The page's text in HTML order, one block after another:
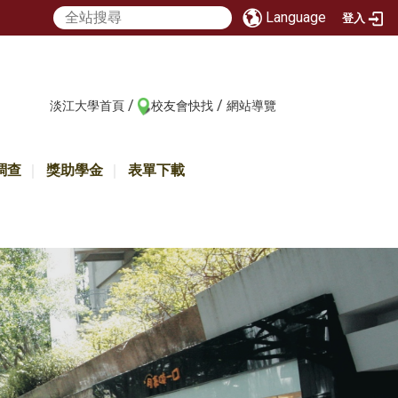
Language 登入
淡江大學首頁 / 校友會快找 / 網站導覽
查 獎助學金 表單下載